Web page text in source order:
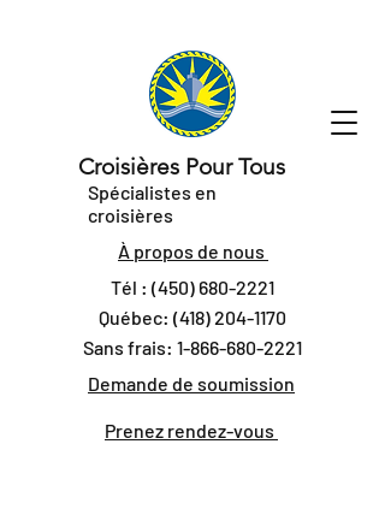
Croisières Pour Tous
Spécialistes en
croisières
À propos de nous
Tél : (450) 680-2221
Québec: (418) 204-1170
Sans frais: 1-866-680-2221
Demande de soumission
Prenez rendez-vous